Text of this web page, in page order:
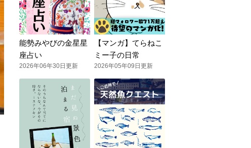
能勢みやびの金星星
座占い
2026年06年30日更新
【マンガ】てらねこ
ミー子の日常
2026年05年09日更新